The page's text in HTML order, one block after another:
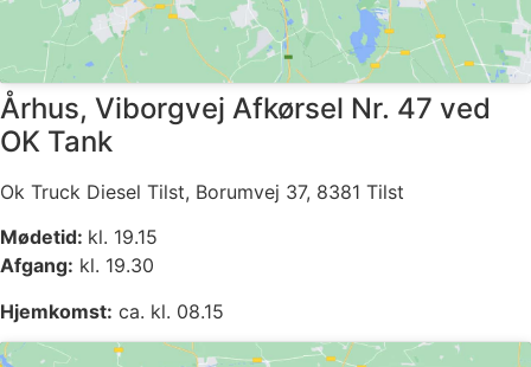
Århus, Viborgvej Afkørsel Nr. 47 ved
OK Tank
Ok Truck Diesel Tilst, Borumvej 37, 8381 Tilst
Mødetid: kl. 19.15
Afgang: kl. 19.30
Hjemkomst: ca. kl. 08.15